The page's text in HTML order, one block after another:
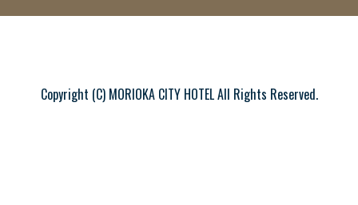
Copyright (C) MORIOKA CITY HOTEL All Rights Reserved.